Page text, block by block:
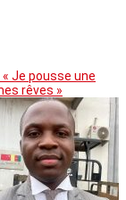
« Je pousse une
rêves »